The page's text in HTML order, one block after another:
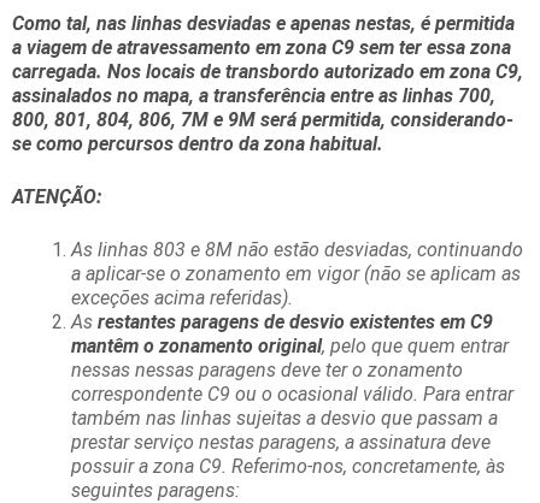
Como tal, nas linhas desviadas e apenas nestas, é permitida
a viagem de atravessamento em zona C9 sem ter essa zona
carregada. Nos locais de transbordo autorizado em zona C9,
assinalados no mapa, a transferência entre as linhas 700,
800, 801, 804, 806, 7M e 9M será permitida, considerando-
se como percursos dentro da zona habitual.
ATENÇÃO:
As linhas 803 e 8M não estão desviadas, continuando
a aplicar-se o zonamento em vigor (não se aplicam as
exceções acima referidas).
As restantes paragens de desvio existentes em C9
mantêm o zonamento original, pelo que quem entrar
nessas nessas paragens deve ter o zonamento
correspondente C9 ou o ocasional válido. Para entrar
também nas linhas sujeitas a desvio que passam a
prestar serviço nestas paragens, a assinatura deve
possuir a zona C9. Referimo-nos, concretamente, às
seguintes paragens: